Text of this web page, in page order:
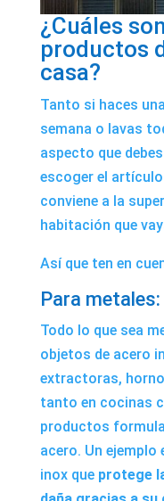
¿Cuáles
productos
casa?
Tanto si haces
semana o lavas
aspecto que
escoger el
conviene a la
habitación que
Así que ten en
Para metales:
Todo lo que sea
objetos de acero
extractoras,
tanto en cocinas
productos
acero. Un ejemplo
inox que protege